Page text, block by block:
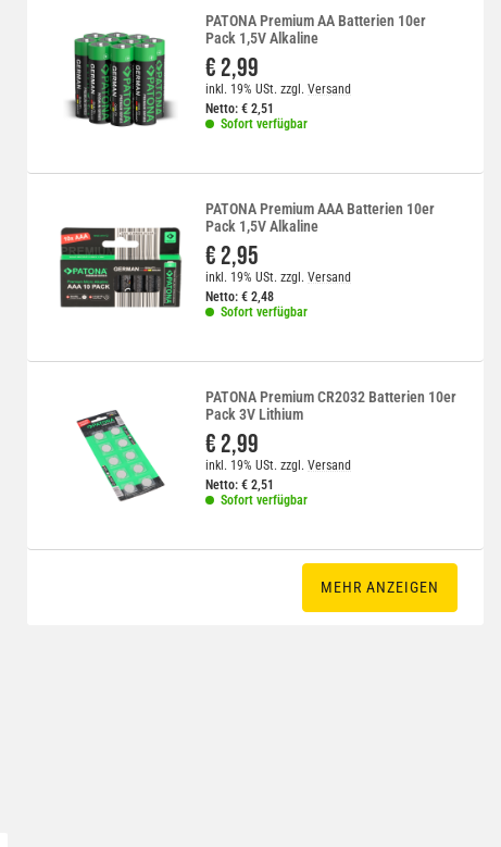
PATONA Premium AA Batterien 10er
Pack 1,5V Alkaline
€ 2,99
inkl. 19% USt. zzgl.Versand
Netto: €2,51
Sofort verfügbar
PATONA Premium AAA Batterien 10er
Pack 1,5V Alkaline
€ 2,95
inkl. 19% USt. zzgl.Versand
Netto: €2,48
Sofort verfügbar
PATONA Premium CR2032 Batterien 10er
Pack 3V Lithium
€ 2,99
inkl. 19% USt. zzgl.Versand
Netto: €2,51
Sofort verfügbar
MEHR ANZEIGEN